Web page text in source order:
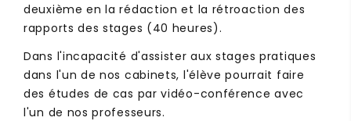
deuxième en la rédaction et la rétroaction des
rapports des stages (40 heures).
Dans l'incapacité d'assister aux stages pratiques
dans l'un de nos cabinets, l'élève pourrait faire
des études de cas par vidéo-conférence avec
l'un de nos professeurs.